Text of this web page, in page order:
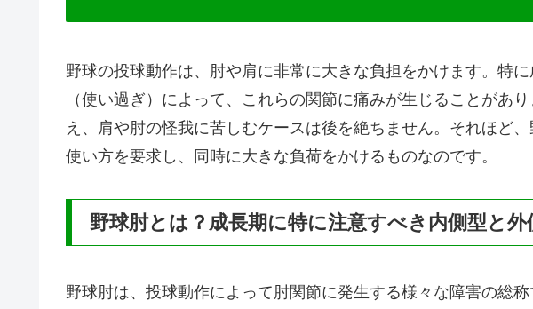
野球の投球動作は、肘や肩に非常に大きな負担をかけます。特
（使い過ぎ）によって、これらの関節に痛みが生じることがあ
え、肩や肘の怪我に苦しむケースは後を絶ちません。それほど
使い方を要求し、同時に大きな負荷をかけるものなのです。
野球肘とは？成長期に特に注意すべき内側型と外
野球肘は、投球動作によって肘関節に発生する様々な障害の総